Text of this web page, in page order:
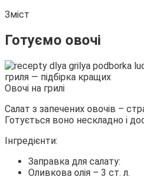
Зміст
Готуємо овочі
Овочі на грилі
Салат з запечених овочів –
Готується воно нескладно і
Інгредієнти:
Заправка для салату:
Оливкова олія – 3 ст. л.